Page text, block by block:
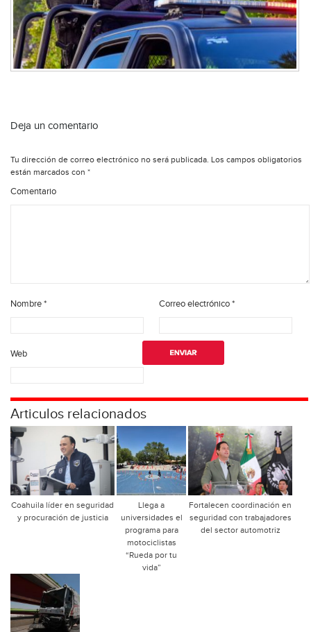
Deja un comentario
Tu dirección de correo electrónico no será publicada. Los campos obligatorios
están marcados con *
Comentario
Nombre* Correo electrónico*
Web
Articulos relacionados
Coahuila líder en seguridad
y procuración de justicia
Llega a
universidades el
programa para
motociclistas
“Rueda por tu
vida”
Fortalecen coordinación en
seguridad con trabajadores
del sector automotriz